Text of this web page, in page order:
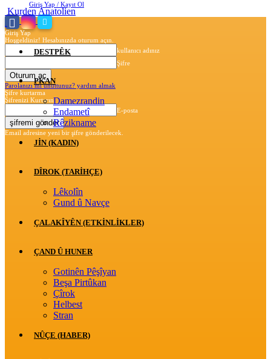
Giriş Yap / Kayıt Ol
Giriş Yap
Hoşgeldiniz! Hesabınızda oturum açın.
kullanıcı adınız
Şifre
Parolanızı mı unuttunuz? yardım almak
Şifre kurtarma
Şifrenizi Kurtarın
E-posta
Email adresine yeni bir şifre gönderilecek.
Kurden Anatolien
DESTPÊK
PKAN
Damezrandin
Endametî
Rêzikname
JİN (KADIN)
DÎROK (TARİHÇE)
Lêkolîn
Gund û Navçe
ÇALAKÎYÊN (ETKINLIKLER)
ÇAND Û HUNER
Gotinên Pêşîyan
Beşa Pirtûkan
Çîrok
Helbest
Stran
NÛÇE (HABER)